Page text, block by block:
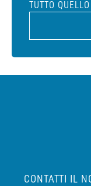
TUTTO
CONTATTI IL